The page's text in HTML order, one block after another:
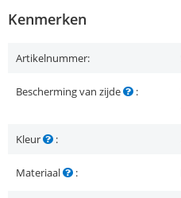
Kenmerken
Artikelnummer:
Bescherming van zijde :
Kleur :
Materiaal :